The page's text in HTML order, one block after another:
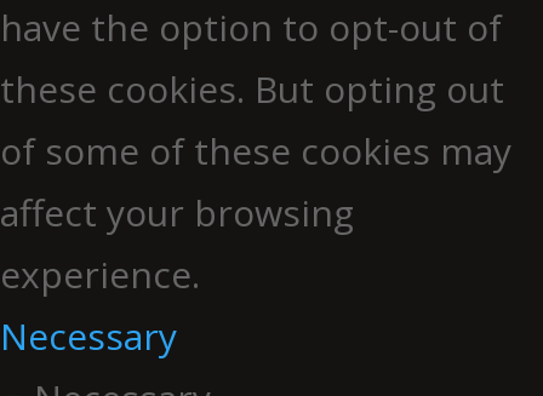
have the option to opt-out of
these cookies. But opting out
of some of these cookies may
affect your browsing
experience.
Necessary